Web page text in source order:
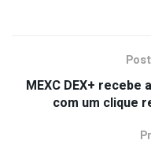
MEXC DEX+
com um clique